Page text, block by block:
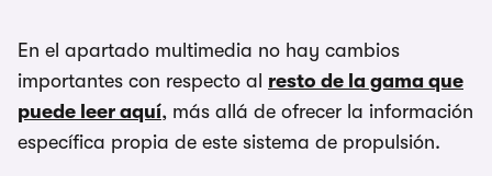
En el apartado multimedia no hay cambios
importantes con respecto al resto de la gama que
puede leer aquí, más allá de ofrecer la información
específica propia de este sistema de propulsión.